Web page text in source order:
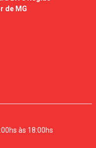
de MG
às 18:00hs